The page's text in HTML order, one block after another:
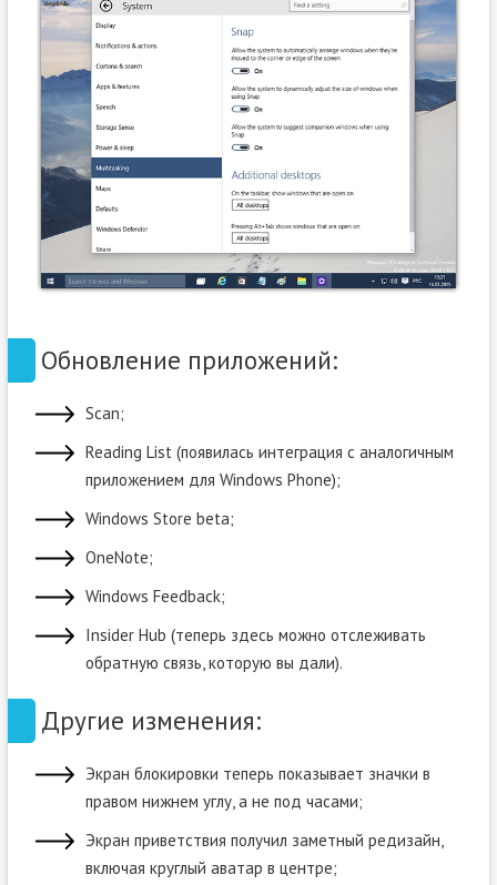
Обновление приложений:
Scan;
Reading List (появилась интеграция с аналогичным
приложением для Windows Phone);
Windows Store beta;
OneNote;
Windows Feedback;
Insider Hub (теперь здесь можно отслеживать
обратную связь, которую вы дали).
Другие изменения:
Экран блокировки теперь показывает значки в
правом нижнем углу, а не под часами;
Экран приветствия получил заметный редизайн,
включая круглый аватар в центре;